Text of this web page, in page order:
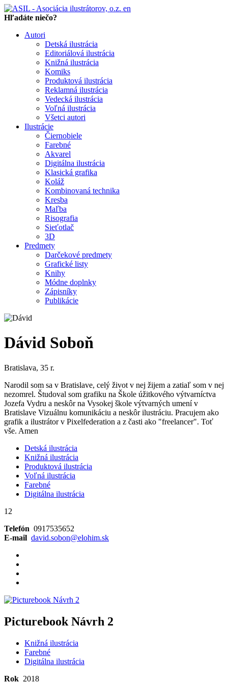
en
Hľadáte niečo?
Autori
Detská ilustrácia
Editoriálová ilustrácia
Knižná ilustrácia
Komiks
Produktová ilustrácia
Reklamná ilustrácia
Vedecká ilustrácia
Voľná ilustrácia
Všetci autori
Ilustrácie
Čiernobiele
Farebné
Akvarel
Digitálna ilustrácia
Klasická grafika
Koláž
Kombinovaná technika
Kresba
Maľba
Risografia
Sieťotlač
3D
Predmety
Darčekové predmety
Grafické listy
Knihy
Módne doplnky
Zápisníky
Publikácie
Dávid Soboň
Bratislava, 35 r.
Narodil som sa v Bratislave, celý život v nej žijem a zatiaľ som v nej
nezomrel. Študoval som grafiku na Škole úžitkového výtvarníctva
Jozefa Vydru a neskôr na Vysokej škole výtvarných umení v
Bratislave Vizuálnu komunikáciu a neskôr ilustráciu. Pracujem ako
grafik a ilustrátor v Pixelfederation a z časti ako "freelancer". Toť
vše. Amen
Detská ilustrácia
Knižná ilustrácia
Produktová ilustrácia
Voľná ilustrácia
Farebné
Digitálna ilustrácia
12
Telefón 0917535652
E-mail david.sobon@elohim.sk
Picturebook Návrh 2
Knižná ilustrácia
Farebné
Digitálna ilustrácia
Rok 2018